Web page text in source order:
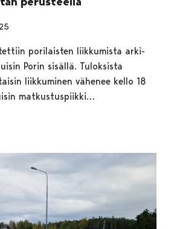
porilaisten liikkumista arki-
Porin sisällä. Tuloksista
liikkuminen vähenee kello 18
matkustuspiikki…